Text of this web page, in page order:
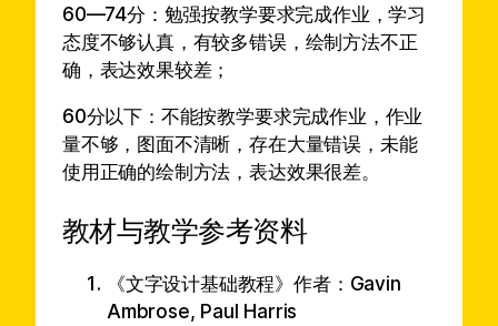
60—74分：勉强按教学要求完成作业，学习
态度不够认真，有较多错误，绘制方法不正
确，表达效果较差；
60分以下：不能按教学要求完成作业，作业
量不够，图面不清晰，存在大量错误，未能
使用正确的绘制方法，表达效果很差。
教材与教学参考资料
《文字设计基础教程》作者：Gavin
Ambrose, Paul Harris